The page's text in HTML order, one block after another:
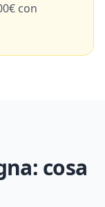
€ con
: cosa